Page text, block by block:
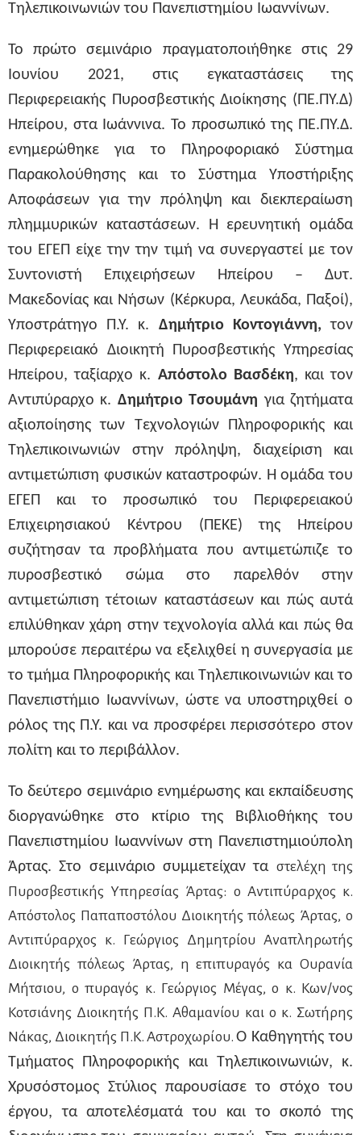
Τηλεπικοινωνιών του Πανεπιστημίου Ιωαννίνων.
Το πρώτο σεμινάριο πραγματοποιήθηκε στις 29
Ιουνίου 2021, στις εγκαταστάσεις της
Περιφερειακής Πυροσβεστικής Διοίκησης (ΠΕ.ΠΥ.Δ)
Ηπείρου, στα Ιωάννινα. Το προσωπικό της ΠΕ.ΠΥ.Δ.
ενημερώθηκε για το Πληροφοριακό Σύστημα
Παρακολούθησης και το Σύστημα Υποστήριξης
Αποφάσεων για την πρόληψη και διεκπεραίωση
πλημμυρικών καταστάσεων. Η ερευνητική ομάδα
του ΕΓΕΠ είχε την την τιμή να συνεργαστεί με τον
Συντονιστή Επιχειρήσεων Ηπείρου – Δυτ.
Μακεδονίας και Νήσων (Κέρκυρα, Λευκάδα, Παξοί),
Υποστράτηγο Π.Υ. κ. Δημήτριο Κοντογιάννη,τoν
Περιφερειακό Διοικητή Πυροσβεστικής Υπηρεσίας
Ηπείρου, ταξίαρχο κ. Απόστολο Βασδέκη, και τον
Αντιπύραρχο κ. Δημήτριο Τσουμάνη για ζητήματα
αξιοποίησης των Τεχνολογιών Πληροφορικής και
Τηλεπικοινωνιών στην πρόληψη, διαχείριση και
αντιμετώπιση φυσικών καταστροφών. Η ομάδα του
ΕΓΕΠ και το προσωπικό του Περιφερειακού
Επιχειρησιακού Κέντρου (ΠΕΚΕ) της Ηπείρου
συζήτησαν τα προβλήματα που αντιμετώπιζε το
πυροσβεστικό σώμα στο παρελθόν στην
αντιμετώπιση τέτοιων καταστάσεων και πώς αυτά
επιλύθηκαν χάρη στην τεχνολογία αλλά και πώς θα
μπορούσε περαιτέρω να εξελιχθεί η συνεργασία με
το τμήμα Πληροφορικής και Τηλεπικοινωνιών και το
Πανεπιστήμιο Ιωαννίνων, ώστε να υποστηριχθεί ο
ρόλος της Π.Υ. και να προσφέρει περισσότερο στον
πολίτη και το περιβάλλον.
Το δεύτερο σεμινάριο ενημέρωσης και εκπαίδευσης
διοργανώθηκε στο κτίριο της Βιβλιοθήκης του
Πανεπιστημίου Ιωαννίνων στη Πανεπιστημιούπολη
Άρτας. Στο σεμινάριο συμμετείχαν τα στελέχη της
Πυροσβεστικής Υπηρεσίας Άρτας: ο Αντιπύραρχος κ.
Απόστολος Παπαποστόλου Διοικητής πόλεως Άρτας, ο
Αντιπύραρχος κ. Γεώργιος Δημητρίου Αναπληρωτής
Διοικητής πόλεως Άρτας, η επιπυραγός κα Ουρανία
Μήτσιου, ο πυραγός κ. Γεώργιος Μέγας, ο κ. Κων/νος
Κοτσιάνης Διοικητής Π.Κ. Αθαμανίου και ο κ. Σωτήρης
Νάκας, Διοικητής Π.Κ. Αστροχωρίου.Ο Καθηγητής του
Τμήματος Πληροφορικής και Τηλεπικοινωνιών, κ.
Χρυσόστομος Στύλιος παρουσίασε το στόχο του
έργου, τα αποτελέσματά του και το σκοπό της